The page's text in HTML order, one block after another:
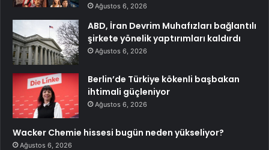
Ağustos 6, 2026
ABD, İran Devrim Muhafızları bağlantılı
şirkete yönelik yaptırımları kaldırdı
Ağustos 6, 2026
Berlin’de Türkiye kökenli başbakan
ihtimali güçleniyor
Ağustos 6, 2026
Wacker Chemie hissesi bugün neden yükseliyor?
Ağustos 6, 2026